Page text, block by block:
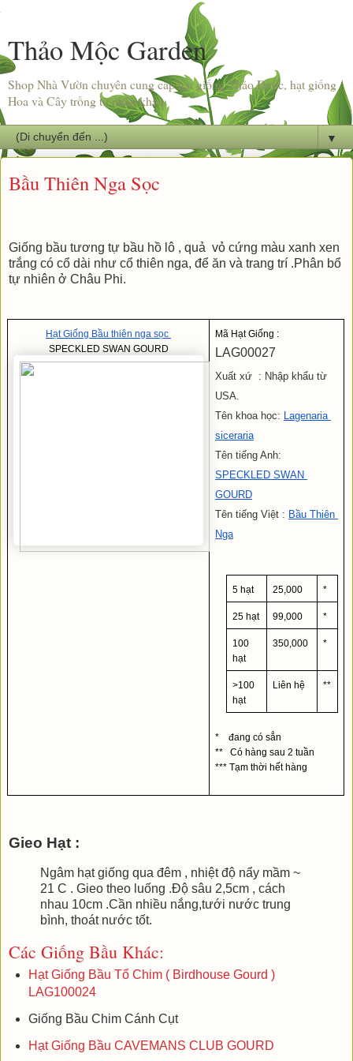
Thảo Mộc Garden
Shop Nhà Vườn chuyên cung cấp hạt giống Thảo Dược, hạt giống
Hoa và Cây trồng từ nhập khẩu.
▼
Bầu Thiên Nga Sọc
Giống bầu tương tự bầu hồ lô , quả vỏ cứng màu xanh xen
trắng có cổ dài như cổ thiên nga, để ăn và trang trí .Phân bổ
tự nhiên ở Châu Phi.
Hạt Giống Bầu thiên nga sọc
SPECKLED SWAN GOURD
Mã Hạt Giống :
LAG00027
Xuất xứ  : Nhập khẩu từ
USA.
Tên khoa học:
Lagenaria
siceraria
SPECKLED SWAN
GOURD
Tên tiếng Việt : Bầu Thiên
Nga
5 hạt 25,000 *
25 hạt 99,000 *
100
hạt
350,000 *
>100
hạt
Liên hệ **
*    đang có sẳn
**   Có hàng sau 2 tuần
*** Tạm thời hết hàng
Gieo Hạt :
Ngâm hạt giống qua đêm , nhiệt độ nẩy mầm ~
21 C . Gieo theo luống .Độ sâu 2,5cm , cách
nhau 10cm .Cần nhiều nắng,tưới nước trung
bình, thoát nước tốt.
Các Giống Bầu Khác:
Hạt Giống Bầu Tổ Chim ( Birdhouse Gourd )
LAG100024
Giống Bầu Chim Cánh Cụt
Hạt Giống Bầu CAVEMANS CLUB GOURD